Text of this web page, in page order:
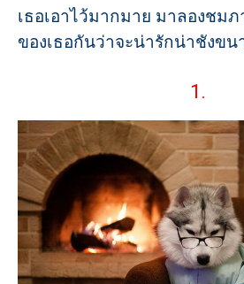
เธอเอาไว้มากมาย มาลองชม
ของเธอกันว่าจะน่ารักน่าชังข
1.